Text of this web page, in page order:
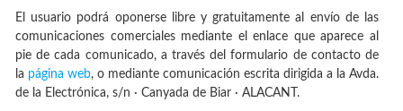
El usuario podrá oponerse libre y gratuitamente al envío de las
comunicaciones comerciales mediante el enlace que aparece al
pie de cada comunicado, a través del formulario de contacto de
la página web, o mediante comunicación escrita dirigida a la Avda.
de la Electrónica, s/n · Canyada de Biar · ALACANT.